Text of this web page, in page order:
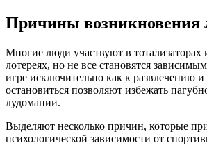
Причины возникновения
Многие люди участвуют в тотализаторах
лотереях, но не все становятся
игре исключительно как к развлечению
остановиться позволяют избежать
лудомании.
Выделяют несколько причин, которые
психологической зависимости от